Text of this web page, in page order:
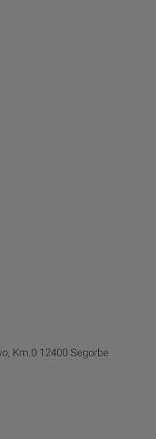
Km.0 12400 Segorbe